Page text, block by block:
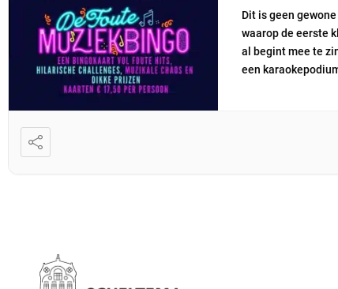
Dit is geen
waarop de eerste
al begint mee te
een